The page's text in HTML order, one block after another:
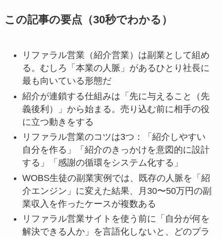
この記事の要点（30秒でわかる）
リファラル営業（紹介営業）は副業として組め
る。むしろ「本業の人脈」があるひとり社長に
最も向いている形態だ
紹介が連鎖する仕組みは「先に与えること（先
義後利）」から始まる。売り込む前に相手の役
に立つ動きをする
リファラル営業のコツは3つ：「紹介しやすい
自分を作る」「紹介のきっかけを意図的に設計
する」「感謝の循環をシステム化する」
WOBS生徒の副業実例では、既存の人脈を「紹
介エンジン」に変えた結果、月30〜50万円の副
業収入を作ったケースが複数ある
リファラル営業サイトを使う前に「自分が何を
解決できる人か」を言語化しないと、どのプラ